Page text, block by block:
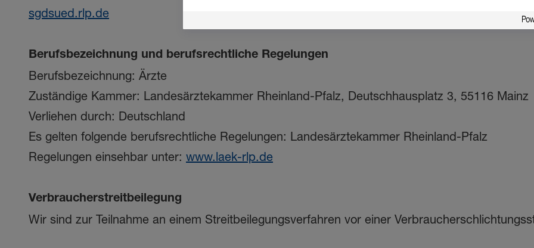
sgdsued.rlp.de
Berufsbezeichnung und berufsrechtliche Regelungen
Berufsbezeichnung: Ärzte
Zuständige Kammer: Landesärztekammer Rheinland-Pfalz, Deutschhausplatz 3, 55116 Mainz
Verliehen durch: Deutschland
Es gelten folgende berufsrechtliche Regelungen: Landesärztekammer Rheinland-Pfalz
Regelungen einsehbar unter: www.laek-rlp.de
Verbraucherstreitbeilegung
Wir sind zur Teilnahme an einem Streitbeilegungsverfahren vor einer